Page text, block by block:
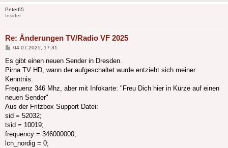
Peter65
Insider
Re: Änderungen TV/Radio VF 2025
Beitrag
04.07.2025, 17:31
Es gibt einen neuen Sender in Dresden.
Pirna TV HD, wann der aufgeschaltet wurde entzieht sich meiner
Kenntnis.
Frequenz 346 Mhz, aber mit Infokarte: "Freu Dich hier in Kürze auf einen
neuen Sender"
Aus der Fritzbox Support Datei:
sid = 52032;
tsid = 10019;
frequency = 346000000;
lcn_nordig = 0;